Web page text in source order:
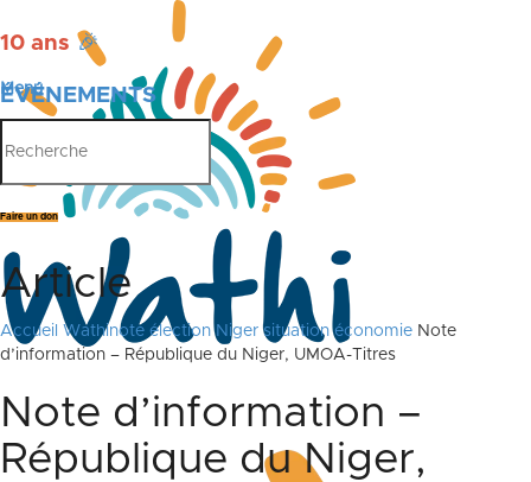
10 ans 🎉
ÉVÉNEMENTS
PUBLICATIONS
Menu
Faire un don
Article
Accueil Wathinote élection Niger situation économie Note
d’information – République du Niger, UMOA-Titres
Note d’information –
République du Niger,